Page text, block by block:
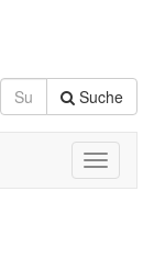
Suche
Toggle